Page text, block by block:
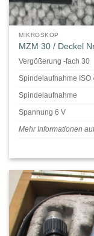
MIKROSKOP
MZM 30 / Deckel
Vergößerung -fach 30
Spindelaufnahme ISO
Spindelaufnahme
Spannung 6 V
Mehr Informationen